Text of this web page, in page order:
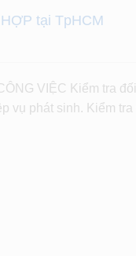
tại TpHCM
VIỆC Kiểm tra
vụ phát sinh. Kiểm